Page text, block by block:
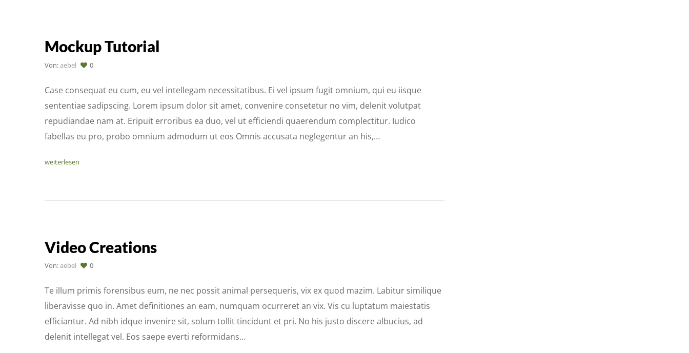
Mockup Tutorial
Von:aebel 0
Case consequat eu cum, eu vel intellegam necessitatibus. Ei vel ipsum fugit omnium, qui eu iisque
sententiae sadipscing. Lorem ipsum dolor sit amet, convenire consetetur no vim, delenit volutpat
repudiandae nam at. Eripuit erroribus ea duo, vel ut efficiendi quaerendum complectitur. Iudico
fabellas eu pro, probo omnium admodum ut eos Omnis accusata neglegentur an his,…
weiterlesen
Video Creations
Von:aebel 0
Te illum primis forensibus eum, ne nec possit animal persequeris, vix ex quod mazim. Labitur similique
liberavisse quo in. Amet definitiones an eam, numquam ocurreret an vix. Vis cu luptatum maiestatis
efficiantur. Ad nibh idque invenire sit, solum tollit tincidunt et pri. No his justo discere albucius, ad
delenit intellegat vel. Eos saepe everti reformidans…